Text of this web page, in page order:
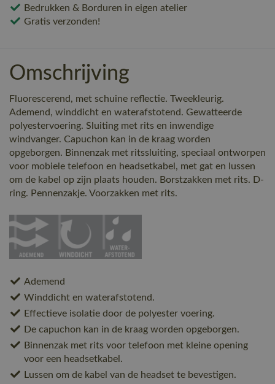
Bedrukken & Borduren in eigen atelier
Gratis verzonden!
Omschrijving
Fluorescerend, met schuine reflectie. Tweekleurig.
Ademend, winddicht en waterafstotend. Gewatteerde
polyestervoering. Sluiting met rits en inwendige
windvanger. Capuchon kan in de kraag worden
opgeborgen. Binnenzak met ritssluiting, speciaal ontworpen
voor mobiele telefoon en headsetkabel, met gat en lussen
om de kabel op zijn plaats houden. Borstzakken met rits. D-
ring. Pennenzakje. Voorzakken met rits.
Ademend
Winddicht en waterafstotend.
Effectieve isolatie door de polyester voering.
De capuchon kan in de kraag worden opgeborgen.
Binnenzak met rits voor telefoon met kleine opening
voor een headsetkabel.
Lussen om de kabel van de headset te bevestigen.